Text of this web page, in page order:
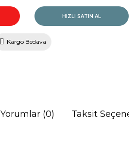
HIZLI SATIN AL
Kargo Bedava
Yorumlar (0) Taksit